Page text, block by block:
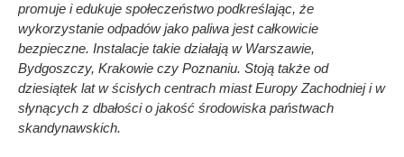
promuje i edukuje społeczeństwo podkreślając, że
wykorzystanie odpadów jako paliwa jest całkowicie
bezpieczne. Instalacje takie działają w Warszawie,
Bydgoszczy, Krakowie czy Poznaniu. Stoją także od
dziesiątek lat w ścisłych centrach miast Europy Zachodniej i w
słynących z dbałości o jakość środowiska państwach
skandynawskich.